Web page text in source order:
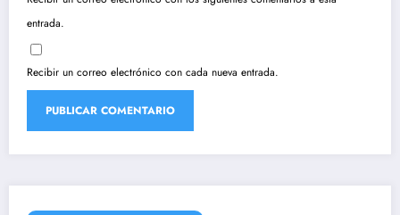
entrada.
Recibir un correo electrónico con cada nueva entrada.